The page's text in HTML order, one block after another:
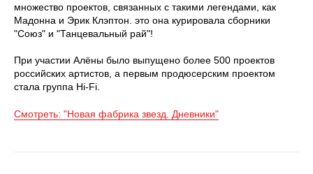
множество проектов, связанных с такими легендами, как
Мадонна и Эрик Клэптон. это она курировала сборники
"Союз" и "Танцевальный рай"!
При участии Алёны было выпущено более 500 проектов
российских артистов, а первым продюсерским проектом
стала группа Hi-Fi.
Смотреть: "Новая фабрика звезд. Дневники"